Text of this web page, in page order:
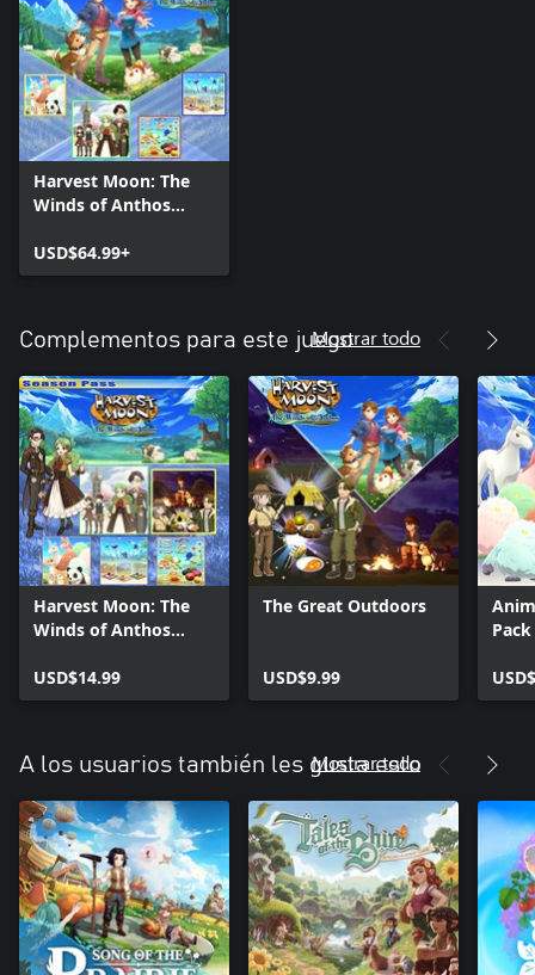
Harvest Moon: The
Winds of Anthos
USD$64.99+
Complementos para este juegoMostrar todo
Harvest Moon: The
Winds of Anthos
USD$14.99
The Great Outdoors
USD$9.99
Pack
A los usuarios también les gusta esto
Mostrar todo